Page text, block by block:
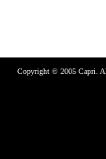
Copyright © 2005 Capri.